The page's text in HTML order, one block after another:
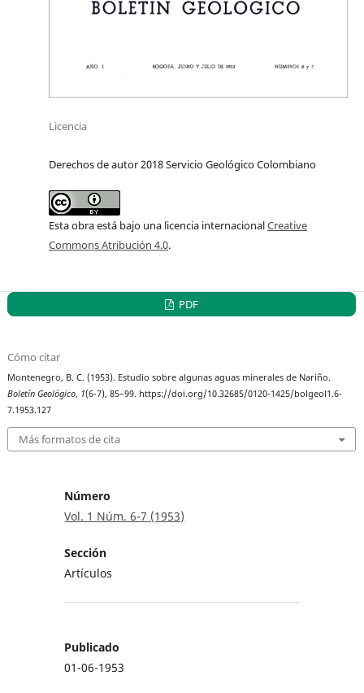
Licencia
Derechos de autor 2018 Servicio Geológico Colombiano
Esta obra está bajo una licencia internacionalCreative
Commons Atribución 4.0.
PDF
Cómo citar
Montenegro, B. C. (1953). Estudio sobre algunas aguas minerales de Nariño.
Boletín Geológico, 1(6-7), 85–99. https://doi.org/10.32685/0120-1425/bolgeol1.6-
7.1953.127
Más formatos de cita
Número
Vol. 1 Núm. 6-7 (1953)
Sección
Artículos
Publicado
01-06-1953